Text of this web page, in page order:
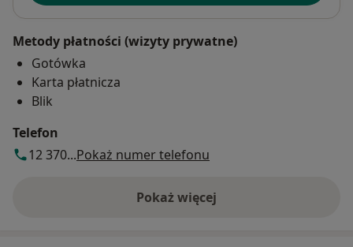
Metody płatności (wizyty prywatne)
Gotówka
Karta płatnicza
Blik
Telefon
12 370...Pokaż numer telefonu
Pokaż więcej
o adresie